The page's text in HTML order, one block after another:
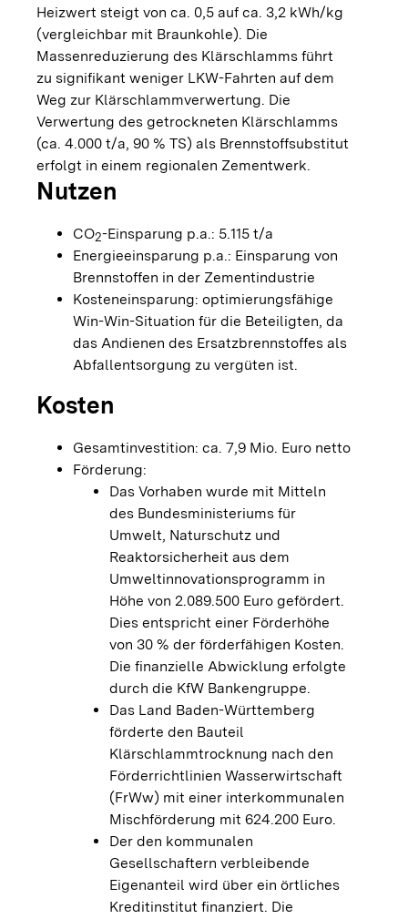
Heizwert steigt von ca. 0,5 auf ca. 3,2 kWh/kg
(vergleichbar mit Braunkohle). Die
Massenreduzierung des Klärschlamms führt
zu signifikant weniger LKW-Fahrten auf dem
Weg zur Klärschlammverwertung. Die
Verwertung des getrockneten Klärschlamms
(ca. 4.000 t/a, 90 % TS) als Brennstoffsubstitut
erfolgt in einem regionalen Zementwerk.
Nutzen
CO2-Einsparung p.a.: 5.115 t/a
Energieeinsparung p.a.: Einsparung von
Brennstoffen in der Zementindustrie
Kosteneinsparung: optimierungsfähige
Win-Win-Situation für die Beteiligten, da
das Andienen des Ersatzbrennstoffes als
Abfallentsorgung zu vergüten ist.
Kosten
Gesamtinvestition: ca. 7,9 Mio. Euro netto
Förderung:
Das Vorhaben wurde mit Mitteln
des Bundesministeriums für
Umwelt, Naturschutz und
Reaktorsicherheit aus dem
Umweltinnovationsprogramm in
Höhe von 2.089.500 Euro gefördert.
Dies entspricht einer Förderhöhe
von 30 % der förderfähigen Kosten.
Die finanzielle Abwicklung erfolgte
durch die KfW Bankengruppe.
Das Land Baden-Württemberg
förderte den Bauteil
Klärschlammtrocknung nach den
Förderrichtlinien Wasserwirtschaft
(FrWw) mit einer interkommunalen
Mischförderung mit 624.200 Euro.
Der den kommunalen
Gesellschaftern verbleibende
Eigenanteil wird über ein örtliches
Kreditinstitut finanziert. Die